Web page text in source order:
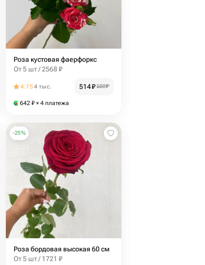
Роза кустовая фаерфоркс
От 5 шт / 2568 ₽
4.754 тыс. 514₽ 650₽
642 ₽ × 4 платежа
-25%
Роза бордовая высокая 60 см
От 5 шт / 1721 ₽